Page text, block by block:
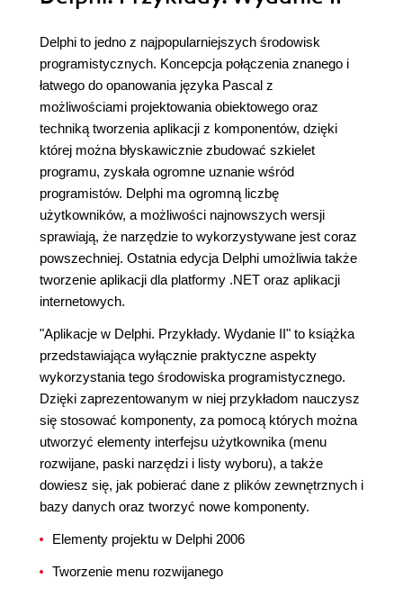
Delphi to jedno z najpopularniejszych środowisk
programistycznych. Koncepcja połączenia znanego i
łatwego do opanowania języka Pascal z
możliwościami projektowania obiektowego oraz
techniką tworzenia aplikacji z komponentów, dzięki
której można błyskawicznie zbudować szkielet
programu, zyskała ogromne uznanie wśród
programistów. Delphi ma ogromną liczbę
użytkowników, a możliwości najnowszych wersji
sprawiają, że narzędzie to wykorzystywane jest coraz
powszechniej. Ostatnia edycja Delphi umożliwia także
tworzenie aplikacji dla platformy .NET oraz aplikacji
internetowych.
"Aplikacje w Delphi. Przykłady. Wydanie II" to książka
przedstawiająca wyłącznie praktyczne aspekty
wykorzystania tego środowiska programistycznego.
Dzięki zaprezentowanym w niej przykładom nauczysz
się stosować komponenty, za pomocą których można
utworzyć elementy interfejsu użytkownika (menu
rozwijane, paski narzędzi i listy wyboru), a także
dowiesz się, jak pobierać dane z plików zewnętrznych i
bazy danych oraz tworzyć nowe komponenty.
Elementy projektu w Delphi 2006
Tworzenie menu rozwijanego